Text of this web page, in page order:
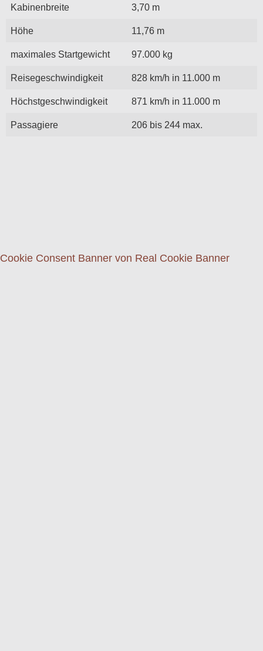
Kabinenbreite 3,70 m
Höhe 11,76 m
maximales Startgewicht 97.000 kg
Reisegeschwindigkeit 828 km/h in 11.000 m
Höchstgeschwindigkeit 871 km/h in 11.000 m
Passagiere 206 bis 244 max.
Cookie Consent Banner von Real Cookie Banner